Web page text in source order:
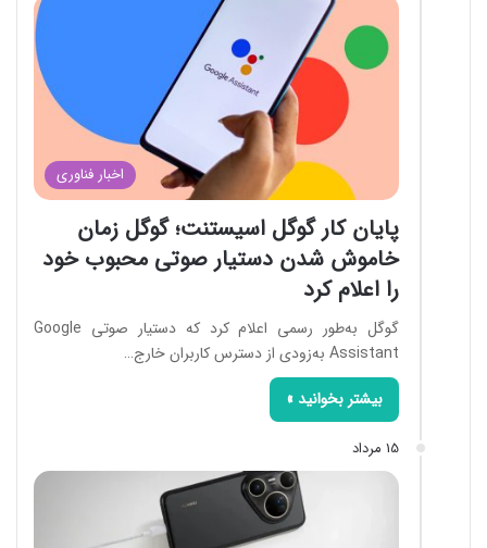
اخبار فناوری
پایان کار گوگل اسیستنت؛ گوگل زمان
خاموش شدن دستیار صوتی محبوب خود
را اعلام کرد
گوگل به‌طور رسمی اعلام کرد که دستیار صوتی Google
Assistant به‌زودی از دسترس کاربران خارج…
بیشتر بخوانید »
15 مرداد